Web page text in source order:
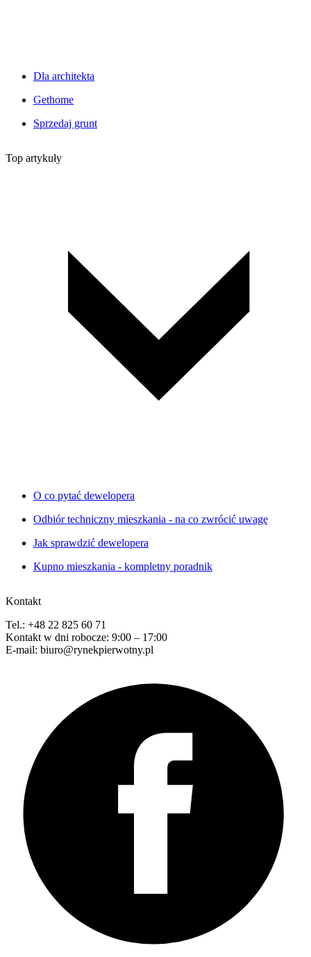
Dla architekta
Gethome
Sprzedaj grunt
Top artykuły
O co pytać dewelopera
Odbiór techniczny mieszkania - na co zwrócić uwagę
Jak sprawdzić dewelopera
Kupno mieszkania - kompletny poradnik
Kontakt
Tel.: +48 22 825 60 71
Kontakt w dni robocze: 9:00 – 17:00
E-mail: biuro@rynekpierwotny.pl